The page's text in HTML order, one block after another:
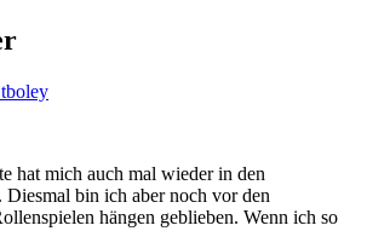
tboley
hat mich auch mal wieder in den
Diesmal bin ich aber noch vor den
hängen geblieben. Wenn ich so